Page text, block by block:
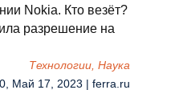
Nokia. Кто везёт?
разрешение на
Технологии, Наука
Май 17, 2023 | ferra.ru